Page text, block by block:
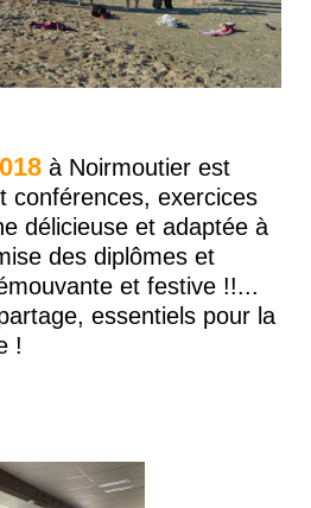
à Noirmoutier est
conférences, exercices
délicieuse et adaptée à
des diplômes et
et festive !!...
essentiels pour la
l'école !